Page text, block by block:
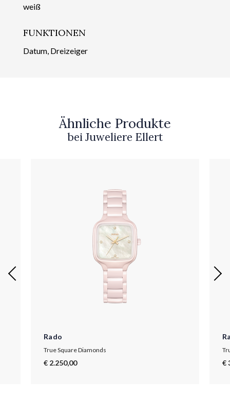
weiß
FUNKTIONEN
Datum, Dreizeiger
Ähnliche Produkte
bei Juweliere Ellert
Rado
True Square Diamonds
€ 2.250,00 €